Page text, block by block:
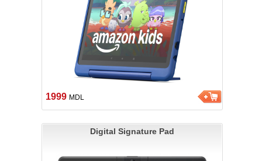
1999 MDL
Digital Signature Pad